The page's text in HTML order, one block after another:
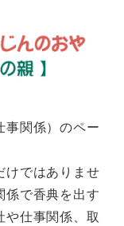
事関係）のペー
けではありませ
係で香典を出す
や仕事関係、取